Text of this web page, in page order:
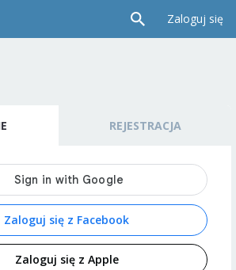
Zaloguj się
REJESTRACJA
Zaloguj się z Facebook
Zaloguj się z Apple